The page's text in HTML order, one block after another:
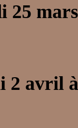
2 avril